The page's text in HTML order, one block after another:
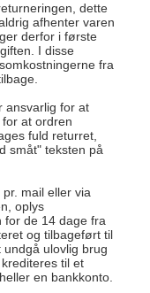
dette
afhenter varen
derfor i første
I disse
fra
ansvarlig for at
at ordren
fuld returret,
småt" teksten på
mail eller via
oplys
de 14 dage fra
og tilbageført til
ulovlig brug
til et
en bankkonto.